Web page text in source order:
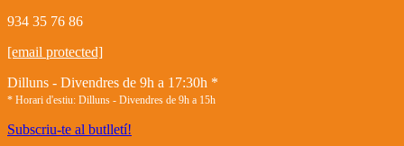
934 35 76 86
[email protected]
Dilluns - Divendres de 9h a 17:30h *
* Horari d'estiu: Dilluns - Divendres de 9h a 15h
Subscriu-te al butlletí!